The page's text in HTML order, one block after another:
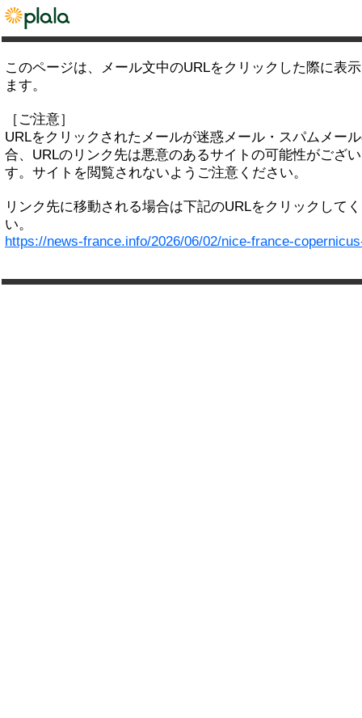
このページは、メール文中のURLをクリックした際に表
ます。
［ご注意］
URLをクリックされたメールが迷惑メール・スパムメー
合、URLのリンク先は悪意のあるサイトの可能性がござ
す。サイトを閲覧されないようご注意ください。
リンク先に移動される場合は下記のURLをクリックして
い。
https://news-france.info/2026/06/02/nice-france-